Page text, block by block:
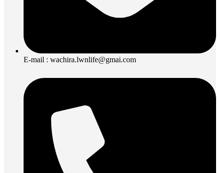
E-mail : wachira.lwnlife@gmai.com